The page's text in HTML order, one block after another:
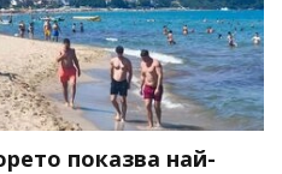
показва най-